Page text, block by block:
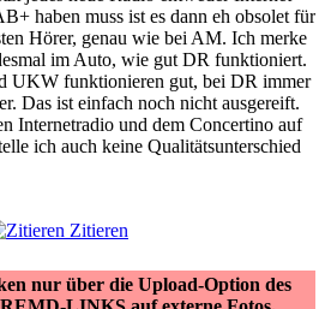
haben muss ist es dann eh obsolet für
Hörer, genau wie bei AM. Ich merke
im Auto, wie gut DR funktioniert.
UKW funktionieren gut, bei DR immer
Das ist einfach noch nicht ausgereift.
Internetradio und dem Concertino auf
ich auch keine Qualitätsunterschied
Zitieren
nur über die Upload-Option des